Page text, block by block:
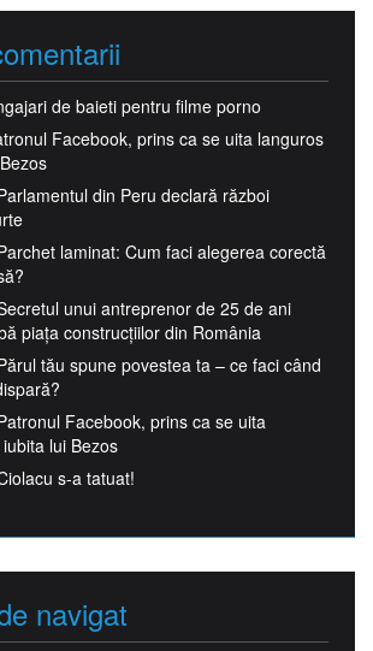
de baieti pentru filme porno
Facebook, prins ca se uita languros
din Peru declară război
laminat: Cum faci alegerea corectă
unui antreprenor de 25 de ani
piața construcțiilor din România
tău spune povestea ta – ce faci când
Facebook, prins ca se uita
lui Bezos
s-a tatuat!
navigat